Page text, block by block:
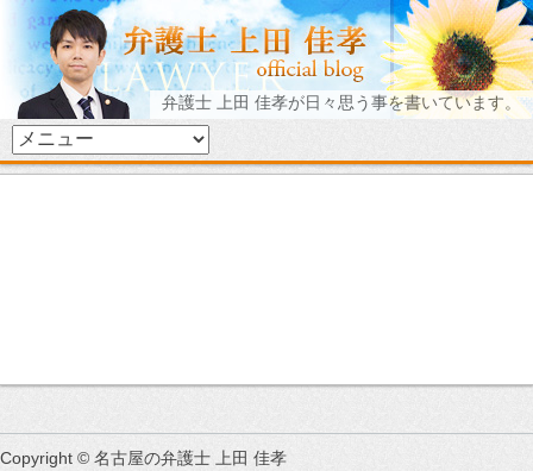
弁護士 上田 佳孝が日々思う事を書いています。
Copyright © 名古屋の弁護士 上田 佳孝